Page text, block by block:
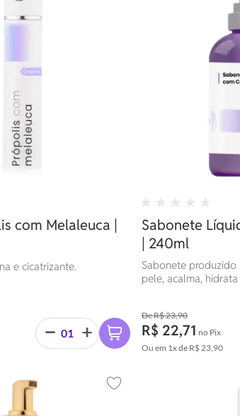
com Melaleuca |
e cicatrizante.
Sabonete
| 240ml
Sabonete
pele, acalma,
R$ 23,90
R$ 22,71 no Pix
Ou em 1xde R$ 23,90
Adicionar aos favoritos